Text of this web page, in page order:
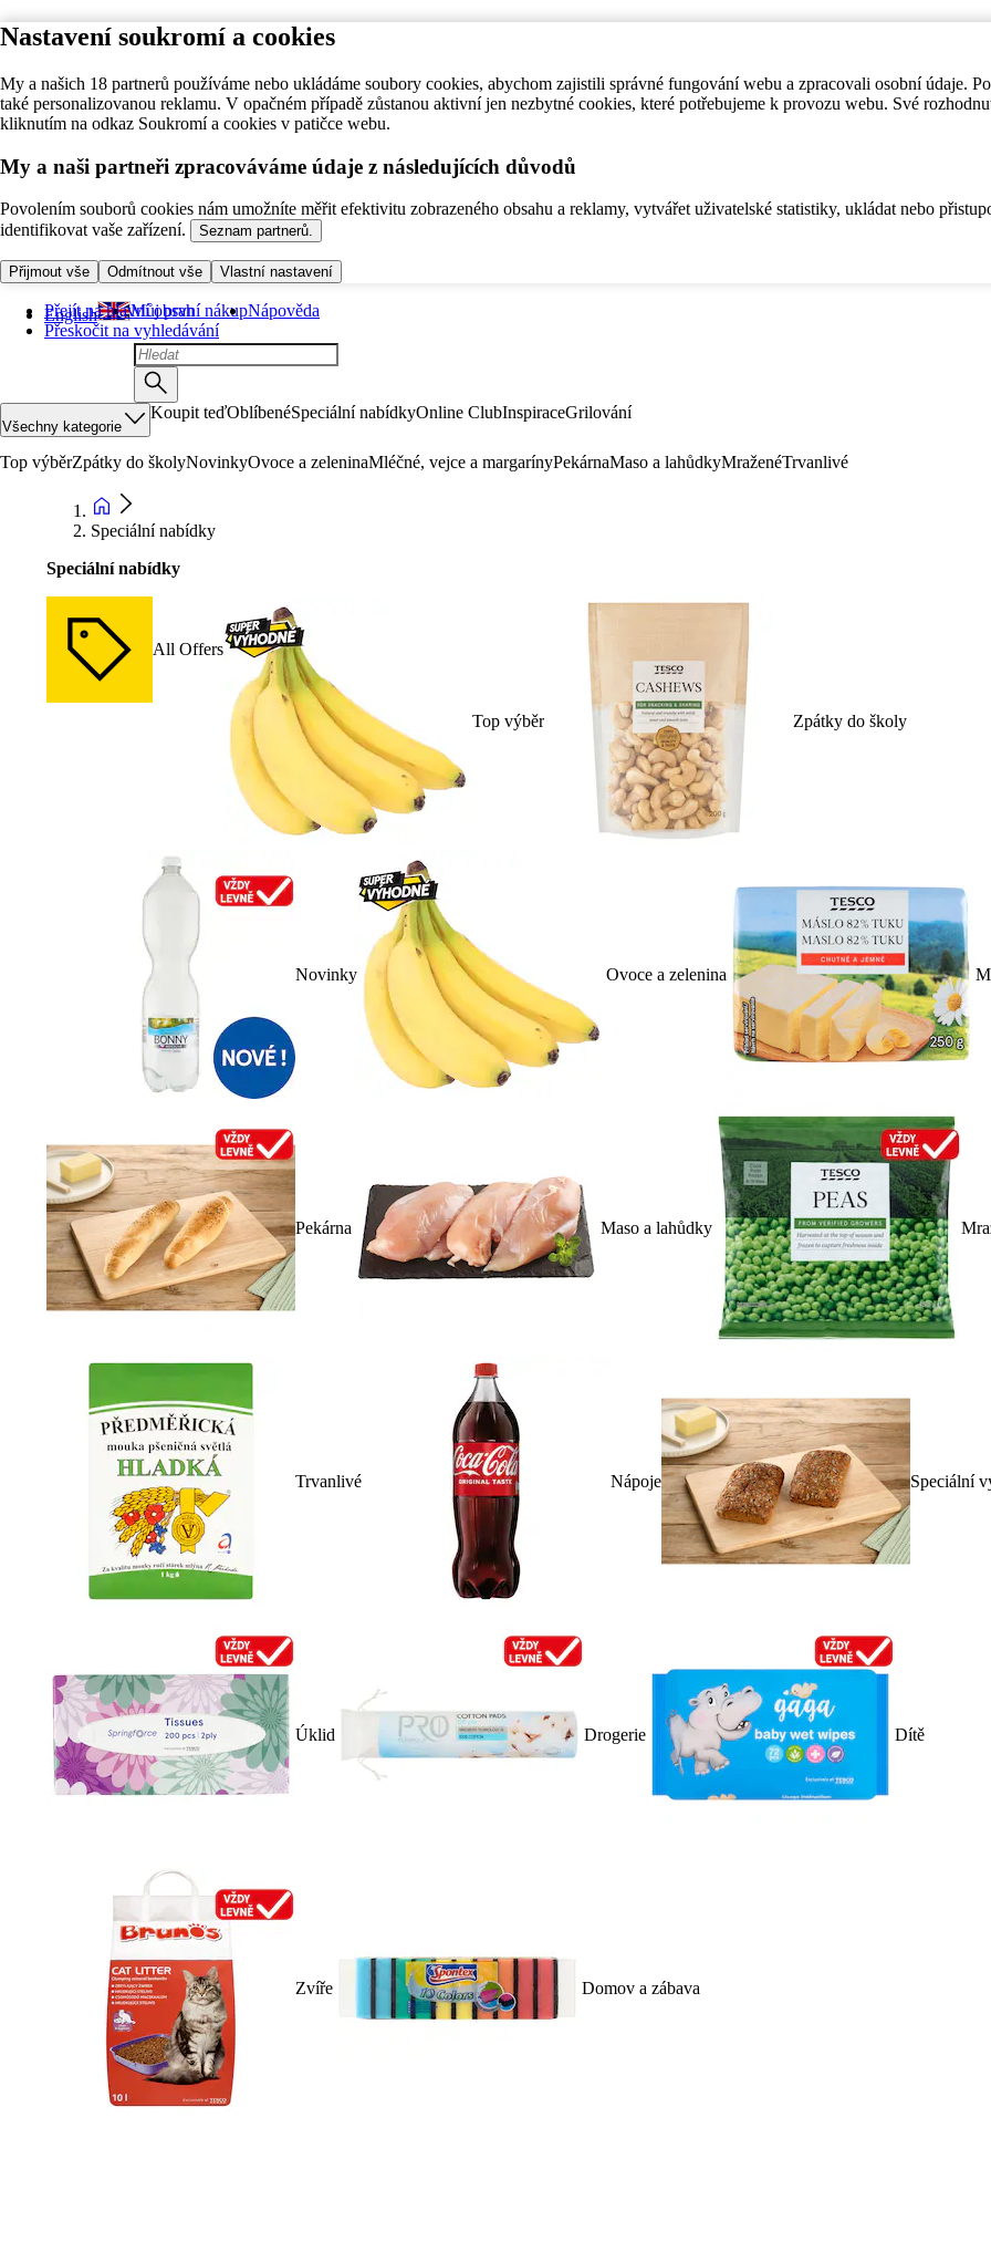
Nastavení soukromí a cookies
My a našich 18 partnerů používáme nebo ukládáme soubory cookies, abychom zajistili správné fungování webu a zpracovali osobní údaje.
také personalizovanou reklamu. V opačném případě zůstanou aktivní jen nezbytné cookies, které potřebujeme k provozu webu. Své
kliknutím na odkaz Soukromí a cookies v patičce webu.
My a naši partneři zpracováváme údaje z následujících důvodů
Povolením souborů cookies nám umožníte měřit efektivitu zobrazeného obsahu a reklamy, vytvářet uživatelské statistiky, ukládat nebo
identifikovat vaše zařízení.
Seznam partnerů.
Přijmout vše Odmítnout vše Vlastní nastavení
Přejít na hlavní obsah
Přeskočit na vyhledávání
English Můj první nákupNápověda
Všechny kategorie
Koupit teďOblíbenéSpeciální nabídkyOnline ClubInspiraceGrilování
Top výběrZpátky do školyNovinkyOvoce a zeleninaMléčné, vejce a margarínyPekárnaMaso a lahůdkyMraženéTrvanlivé
Speciální nabídky
Speciální nabídky
All Offers
Top výběr Zpátky do školy
Novinky Ovoce a zelenina
Pekárna Maso a lahůdky
Trvanlivé Nápoje Speciální
Úklid Drogerie Dítě
Zvíře Domov a zábava